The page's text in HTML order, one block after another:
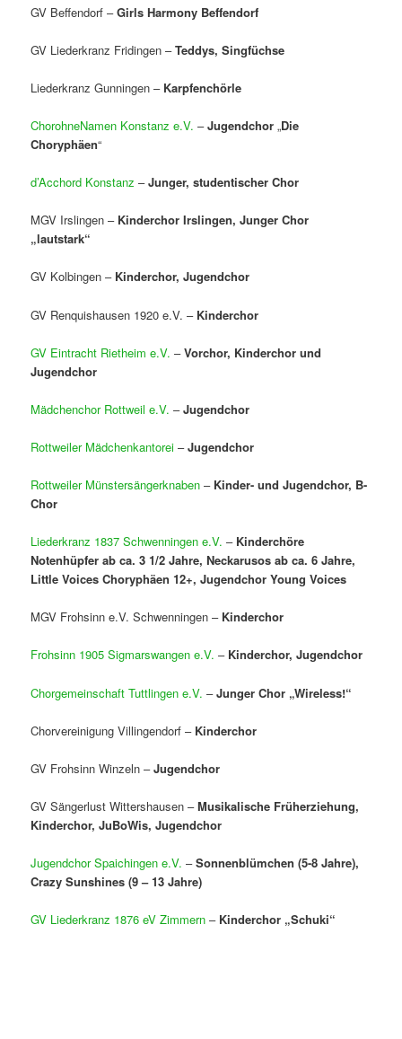
GV Beffendorf –Girls Harmony Beffendorf
GV Liederkranz Fridingen –Teddys, Singfüchse
Liederkranz Gunningen – Karpfenchörle
ChorohneNamen Konstanz e.V. –Jugendchor „Die
Choryphäen“
d’Acchord Konstanz –Junger, studentischer Chor
MGV Irslingen – Kinderchor Irslingen, Junger Chor
„lautstark“
GV Kolbingen – Kinderchor, Jugendchor
GV Renquishausen 1920 e.V. – Kinderchor
GV Eintracht Rietheim e.V. –Vorchor, Kinderchor und
Jugendchor
Mädchenchor Rottweil e.V. –Jugendchor
Rottweiler Mädchenkantorei –Jugendchor
Rottweiler Münstersängerknaben – Kinder- und Jugendchor, B-
Chor
Liederkranz 1837 Schwenningen e.V.– Kinderchöre
Notenhüpfer ab ca. 3 1/2 Jahre, Neckarusos ab ca. 6 Jahre,
Little Voices Choryphäen 12+, Jugendchor Young Voices
MGV Frohsinn e.V. Schwenningen – Kinderchor
Frohsinn 1905 Sigmarswangen e.V. – Kinderchor, Jugendchor
Chorgemeinschaft Tuttlingen e.V. –Junger Chor „Wireless!“
Chorvereinigung Villingendorf – Kinderchor
GV Frohsinn Winzeln –Jugendchor
GV Sängerlust Wittershausen –Musikalische Früherziehung,
Kinderchor, JuBoWis, Jugendchor
Jugendchor Spaichingen e.V. –Sonnenblümchen (5-8 Jahre),
Crazy Sunshines (9 – 13 Jahre)
GV Liederkranz 1876 eV Zimmern – Kinderchor „Schuki“